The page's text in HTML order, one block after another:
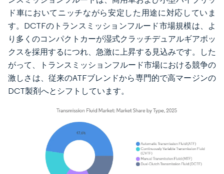
ド車においてニッチながら安定した用途に対応していま
す。DCTFのトランスミッションフルード市場規模は、よ
り多くのコンパクトカーが湿式クラッチデュアルギアボッ
クスを採用するにつれ、急激に上昇する見込みです。した
がって、トランスミッションフルード市場における競争の
激しさは、従来のATFブレンドから専門的で高マージンの
DCT製剤へとシフトしています。